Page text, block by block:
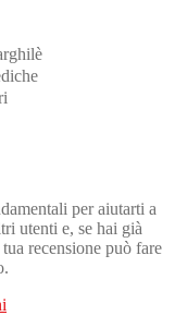
per aiutarti a
utenti e, se hai già
recensione può fare